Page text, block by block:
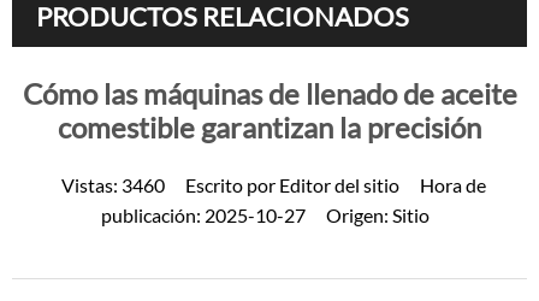
PRODUCTOS RELACIONADOS
Cómo las máquinas de llenado de aceite
comestible garantizan la precisión
Vistas: 3460 Escrito por Editor del sitio
Hora de
publicación: 2025-10-27 Origen: Sitio